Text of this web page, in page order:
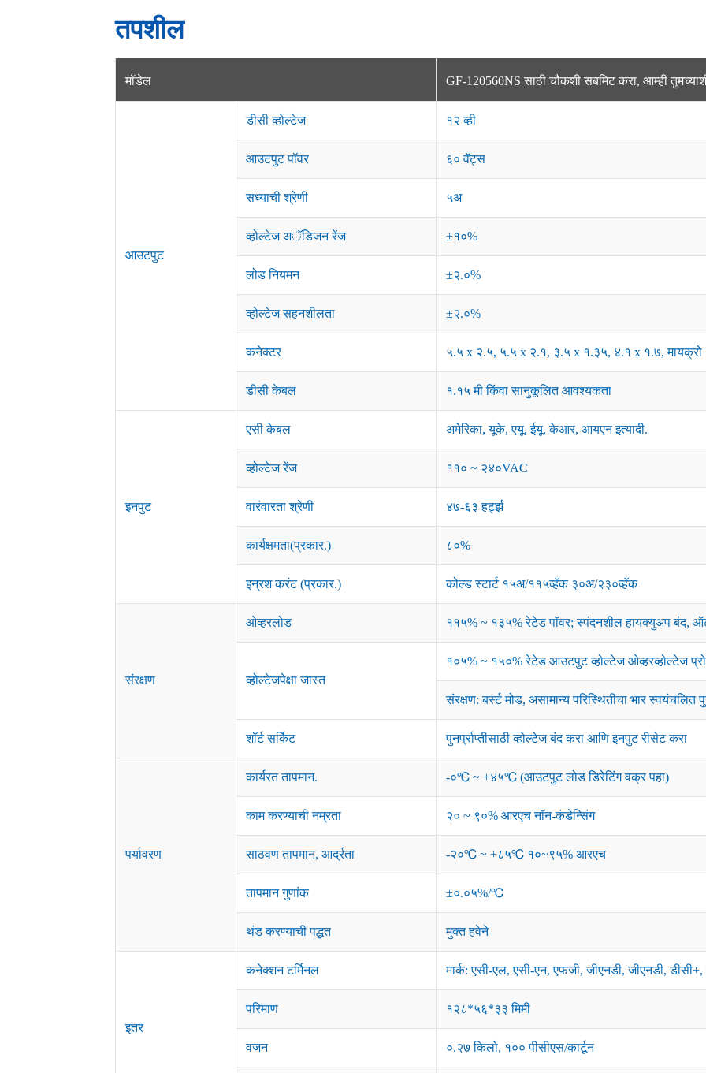
तपशील
मॉडेल GF-120560NS साठी चौकशी सबमिट करा, आम्ही
आउटपुट
डीसी व्होल्टेज १२ व्ही
आउटपुट पॉवर ६० वॅट्स
सध्याची श्रेणी ५अ
व्होल्टेज अॅडिजन रेंज ±१०%
लोड नियमन ±२.०%
व्होल्टेज सहनशीलता ±२.०%
कनेक्टर ५.५ x २.५, ५.५ x २.१, ३.५ x १.३५, ४.१ x १.७, मायक्रो
डीसी केबल १.१५ मी किंवा सानुकूलित आवश्यकता
इनपुट
एसी केबल अमेरिका, यूके, एयू, ईयू, केआर, आयएन इत्यादी.
व्होल्टेज रेंज ११० ~ २४०VAC
वारंवारता श्रेणी ४७-६३ हर्ट्झ
कार्यक्षमता(प्रकार.) ८०%
इन्रश करंट (प्रकार.) कोल्ड स्टार्ट १५अ/११५व्हॅक ३०अ/२३०व्हॅक
संरक्षण
ओव्हरलोड ११५% ~ १३५% रेटेड पॉवर; स्पंदनशील हायक्युअप बंद,
व्होल्टेजपेक्षा जास्त
१०५% ~ १५०% रेटेड आउटपुट व्होल्टेज ओव्हरव्होल्टेज
संरक्षण: बर्स्ट मोड, असामान्य परिस्थितीचा भार स्वयंचलित
शॉर्ट सर्किट पुनर्प्राप्तीसाठी व्होल्टेज बंद करा आणि इनपुट रीसेट करा
पर्यावरण
कार्यरत तापमान. -०℃ ~ +४५℃ (आउटपुट लोड डिरेटिंग वक्र पहा)
काम करण्याची नम्रता २० ~ ९०% आरएच नॉन-कंडेन्सिंग
साठवण तापमान, आर्द्रता -२०℃ ~ +८५℃ १०~९५% आरएच
तापमान गुणांक ±०.०५%/℃
थंड करण्याची पद्धत मुक्त हवेने
इतर
कनेक्शन टर्मिनल मार्क: एसी-एल, एसी-एन, एफजी, जीएनडी, जीएनडी, डीसी+,
परिमाण १२८*५६*३३ मिमी
वजन ०.२७ किलो, १०० पीसीएस/कार्टून